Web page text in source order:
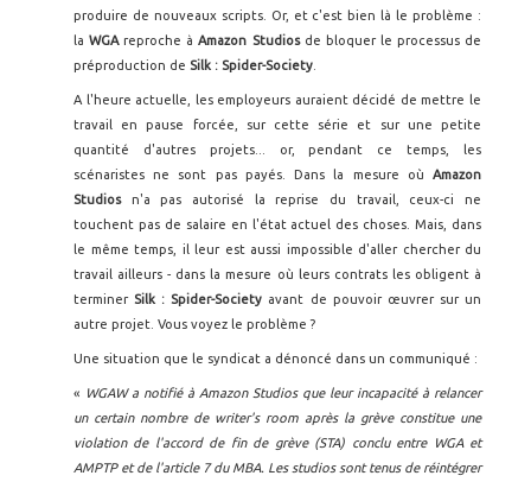
produire de nouveaux scripts. Or, et c'est bien là le problème :
laWGAreproche àAmazon Studiosde bloquer le processus de
préproduction de Silk : Spider-Society
A l'heure actuelle, les employeurs auraient décidé de mettre le
travail en pause forcée, sur cette série et sur une petite
quantité d'autres projets... or, pendant ce temps, les
scénaristes ne sont pas payés. Dans la mesure où Amazon
Studiosn'a pas autorisé la reprise du travail, ceux-ci ne
touchent pas de salaire en l'état actuel des choses. Mais, dans
le même temps, il leur est aussi impossible d'aller chercher du
travail ailleurs - dans la mesure où leurs contrats les obligent à
terminer Silk : Spider-Society avant de pouvoir œuvrer sur un
autre projet. Vous voyez le problème ?
Une situation que le syndicat a dénoncé dans un communiqué :
« WGAW a notifié à Amazon Studios que leur incapacité à relancer
un certain nombre de writer's room après la grève constitue une
violation de l'accord de fin de grève (STA) conclu entre WGA et
AMPTP et de l'article 7 du MBA. Les studios sont tenus de réintégrer